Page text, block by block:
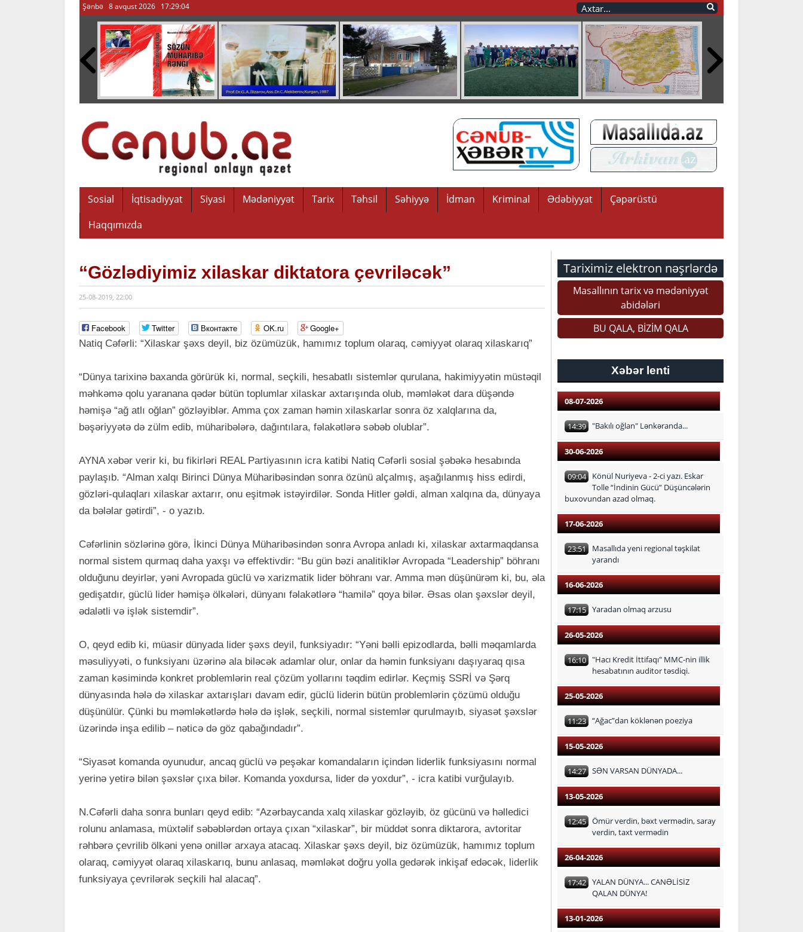
Şənbə 8 avqust 2026 17:29:05
Sosial İqtisadiyyat Siyasi Mədəniyyət Tarix Təhsil Səhiyyə İdman Kriminal Ədəbiyyat
Çəpərüstü
Haqqımızda
“Gözlədiyimiz xilaskar diktatora çevriləcək”
25-08-2019, 22:00
Facebook Twitter Вконтакте OK.ru
Google+
Natiq Cəfərli: “Xilaskar şəxs deyil, biz özümüzük, hamımız toplum olaraq, cəmiyyət olaraq xilaskarıq”
“Dünya tarixinə baxanda görürük ki, normal, seçkili, hesabatlı sistemlər qurulana, hakimiyyətin müstəqil
məhkəmə qolu yaranana qədər bütün toplumlar xilaskar axtarışında olub, məmləkət dara düşəndə
həmişə “ağ atlı oğlan” gözləyiblər. Amma çox zaman həmin xilaskarlar sonra öz xalqlarına da,
bəşəriyyətə də zülm edib, müharibələrə, dağıntılara, fəlakətlərə səbəb olublar”.
AYNA xəbər verir ki, bu fikirləri REAL Partiyasının icra katibi Natiq Cəfərli sosial şəbəkə hesabında
paylaşıb. “Alman xalqı Birinci Dünya Müharibəsindən sonra özünü alçalmış, aşağılanmış hiss edirdi,
gözləri-qulaqları xilaskar axtarır, onu eşitmək istəyirdilər. Sonda Hitler gəldi, alman xalqına da, dünyaya
da bələlar gətirdi”, - o yazıb.
Cəfərlinin sözlərinə görə, İkinci Dünya Müharibəsindən sonra Avropa anladı ki, xilaskar axtarmaqdansa
normal sistem qurmaq daha yaxşı və effektivdir: “Bu gün bəzi analitiklər Avropada “Leadership” böhranı
olduğunu deyirlər, yəni Avropada güclü və xarizmatik lider böhranı var. Amma mən düşünürəm ki, bu, əla
gedişatdır, güclü lider həmişə ölkələri, dünyanı fəlakətlərə “hamilə” qoya bilər. Əsas olan şəxslər deyil,
ədalətli və işlək sistemdir”.
O, qeyd edib ki, müasir dünyada lider şəxs deyil, funksiyadır: “Yəni bəlli epizodlarda, bəlli məqamlarda
məsuliyyəti, o funksiyanı üzərinə ala biləcək adamlar olur, onlar da həmin funksiyanı daşıyaraq qısa
zaman kəsimində konkret problemlərin real çözüm yollarını təqdim edirlər. Keçmiş SSRİ və Şərq
dünyasında hələ də xilaskar axtarışları davam edir, güclü liderin bütün problemlərin çözümü olduğu
düşünülür. Çünki bu məmləkətlərdə hələ də işlək, seçkili, normal sistemlər qurulmayıb, siyasət şəxslər
üzərində inşa edilib – nəticə də göz qabağındadır”.
“Siyasət komanda oyunudur, ancaq güclü və peşəkar komandaların içindən liderlik funksiyasını normal
yerinə yetirə bilən şəxslər çıxa bilər. Komanda yoxdursa, lider də yoxdur”, - icra katibi vurğulayıb.
N.Cəfərli daha sonra bunları qeyd edib: “Azərbaycanda xalq xilaskar gözləyib, öz gücünü və həlledici
rolunu anlamasa, müxtəlif səbəblərdən ortaya çıxan “xilaskar”, bir müddət sonra diktarora, avtoritar
rəhbərə çevrilib ölkəni yenə onillər arxaya atacaq. Xilaskar şəxs deyil, biz özümüzük, hamımız toplum
olaraq, cəmiyyət olaraq xilaskarıq, bunu anlasaq, məmləkət doğru yolla gedərək inkişaf edəcək, liderlik
funksiyaya çevrilərək seçkili hal alacaq”.
Tariximiz elektron nəşrlərdə
Masallının tarix və mədəniyyət
abidələri
BU QALA, BİZİM QALA
Xəbər lenti
08-07-2026
14:39 "Bakılı oğlan" Lənkəranda...
30-06-2026
09:04
Könül Nuriyeva - 2-ci yazı. Eskar
Tolle “İndinin Gücü” Düşüncələrin
buxovundan azad olmaq.
17-06-2026
23:51
Masallıda yeni regional təşkilat
yarandı
16-06-2026
17:15 Yaradan olmaq arzusu
26-05-2026
16:10 "Hacı Kredit İttifaqı" MMC-nin illik
hesabatının auditor təsdiqi.
25-05-2026
11:23 “Ağac”dan köklənən poeziya
15-05-2026
14:27 SƏN VARSAN DÜNYADA...
13-05-2026
12:45 Ömür verdin, bəxt vermədin, saray
verdin, taxt vermədin
26-04-2026
17:42 YALAN DÜNYA... CANƏLİSİZ
QALAN DÜNYA!
13-01-2026